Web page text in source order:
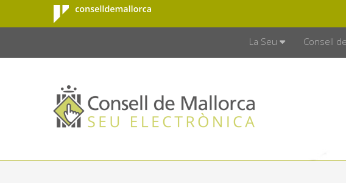
Salta al contingut principal
Consell de
Mallorca
La Seu Consell